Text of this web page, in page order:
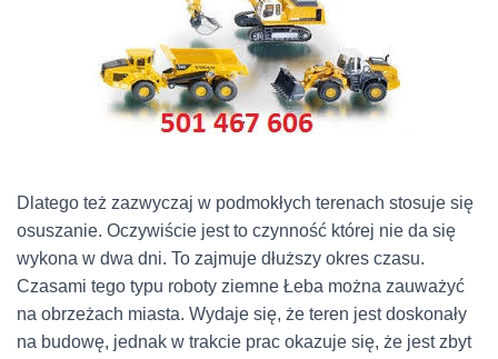
Dlatego też zazwyczaj w podmokłych terenach stosuje się
osuszanie. Oczywiście jest to czynność której nie da się
wykona w dwa dni. To zajmuje dłuższy okres czasu.
Czasami tego typu roboty ziemne Łeba można zauważyć
na obrzeżach miasta. Wydaje się, że teren jest doskonały
na budowę, jednak w trakcie prac okazuje się, że jest zbyt